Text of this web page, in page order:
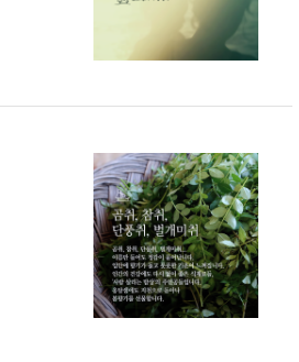
내면혁명워
크..
황금변캠프
10/30~10/31
통증잡는워
크숍
11/7~11/8
내면혁명워
크..
12/12~12/13